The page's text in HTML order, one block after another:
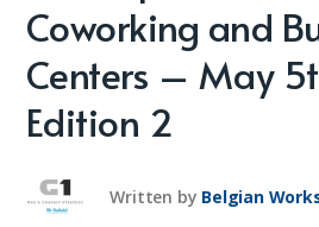
Coworking and
Centers – May
Edition 2
Written by Belgian